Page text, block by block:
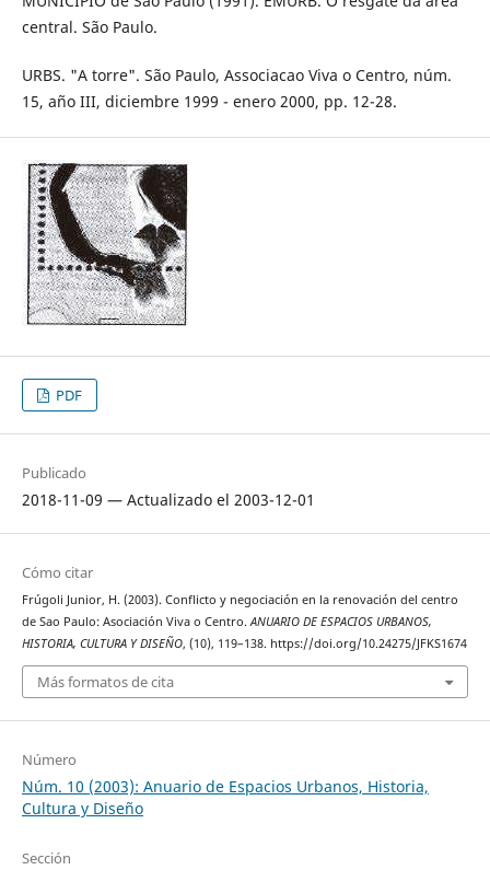
central. São Paulo.
URBS. "A torre". São Paulo, Associacao Viva o Centro, núm.
15, año III, diciembre 1999 - enero 2000, pp. 12-28.
PDF
Publicado
2018-11-09 — Actualizado el 2003-12-01
Cómo citar
Frúgoli Junior, H. (2003). Conflicto y negociación en la renovación del centro
de Sao Paulo: Asociación Viva o Centro.ANUARIO DE ESPACIOS URBANOS,
HISTORIA, CULTURA Y DISEÑO, (10), 119–138. https://doi.org/10.24275/JFKS1674
Más formatos de cita
Número
Núm. 10 (2003): Anuario de Espacios Urbanos, Historia,
Cultura y Diseño
Sección